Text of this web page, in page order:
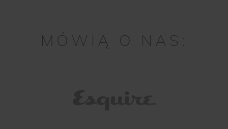
MÓWIĄ O NAS: